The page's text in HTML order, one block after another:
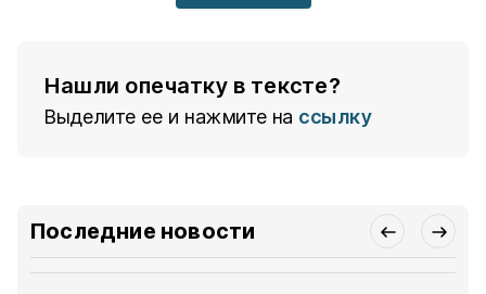
Нашли опечатку в тексте?
Выделите ее и нажмите на ссылку
Последние новости